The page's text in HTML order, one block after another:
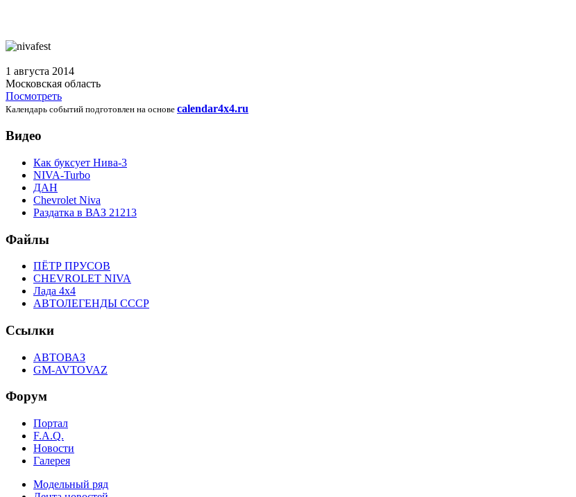
1 августа 2014
Московская область
Посмотреть
Календарь событий подготовлен на основе calendar4x4.ru
Видео
Как буксует Нива-3
NIVA-Turbo
ДАН
Chevrolet Niva
Раздатка в ВАЗ 21213
Файлы
ПЁТР ПРУСОВ
CHEVROLET NIVA
Лада 4х4
АВТОЛЕГЕНДЫ СССР
Ссылки
АВТОВАЗ
GM-AVTOVAZ
Форум
Портал
F.A.Q.
Новости
Галерея
Модельный ряд